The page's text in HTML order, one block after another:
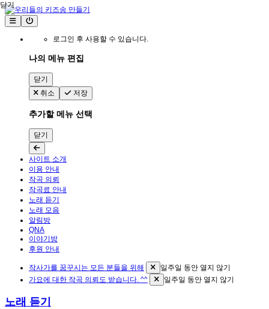
로그인 후 사용할 수 있습니다.
나의 메뉴 편집
닫기
취소
저장
추가할 메뉴 선택
닫기
사이트 소개
이용 안내
작곡 의뢰
작곡료 안내
노래 듣기
노래 모음
알림방
QNA
이야기방
후원 안내
작사가를 꿈꾸시는 모든 분들을 위해
일주일 동안 열지 않기
가요에 대한 작곡 의뢰도 받습니다. ^^
일주일 동안 열지 않기
노래 듣기
닫기